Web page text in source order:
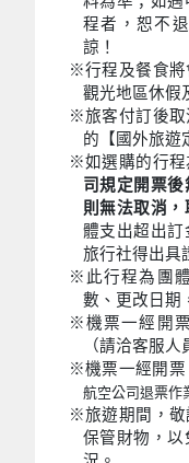
程者，恕不
諒！
※行程及餐食將
觀光地區休假
※旅客付訂後取
的【國外旅遊
※如選購的行程
司規定開票
則無法取消，
體支出超出訂
旅行社得出具
※此行程為團
數、更改日期
※機票一經開
（請洽客服人
※機票一經開票
航空公司退票作
※旅遊期間，敬
保管財物，以